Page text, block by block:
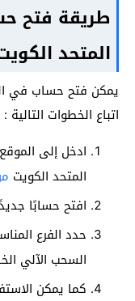
طريقة فتح
المتحد
يمكن فتح حساب في
اتباع الخطوات التالية :
ادخل إلى
المتحد الكويت
افتح حسابًا
حدد الفرع
السحب الآلي
كما يمكن